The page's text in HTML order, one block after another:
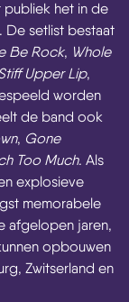
het in de
De setlist bestaat
Be Rock, Whole
Upper Lip,
worden
de band ook
, Gone
Too Much. Als
explosieve
memorabele
afgelopen jaren,
opbouwen
Zwitserland en